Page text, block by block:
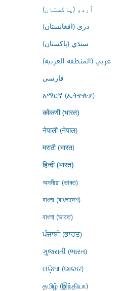
اُردو (پاکستان)
درى (افغانستان)
سنڌي (پاکستان)
عربي (المنطقة العربية)
فارسى
አማርኛ (ኢትዮጵያ)
कोंकणी (भारत)
नेपाली (नेपाल)
मराठी (भारत)
हिन्दी (भारत)
অসমীয়া (ভাৰত)
বাংলা (বাংলাদেশ)
বাংলা (ভারত)
ਪੰਜਾਬੀ (ਭਾਰਤ)
ગુજરાતી (ભારત)
ଓଡ଼ିଆ (ଭାରତ)
தமிழ் (இந்தியா)